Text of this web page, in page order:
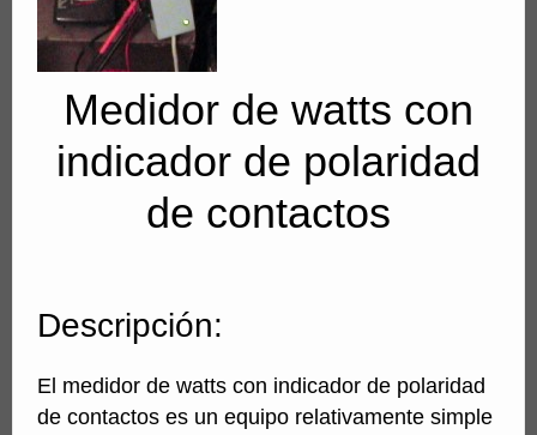
Medidor de watts con
indicador de polaridad
de contactos
Descripción:
El medidor de watts con indicador de polaridad
de contactos es un equipo relativamente simple